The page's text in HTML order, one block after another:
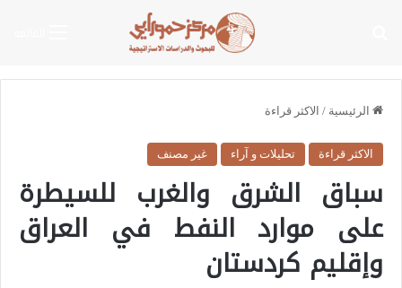
الرئيسية / الاكثر قراءة
الاكثر قراءة تحليلات و آراء غير مصنف
سباق الشرق والغرب للسيطرة
على موارد النفط في العراق
وإقليم كردستان